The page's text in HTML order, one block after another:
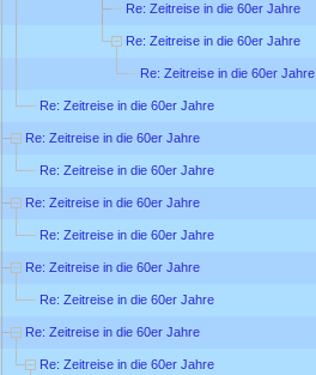
Re: Zeitreise in die 60er Jahre
Re: Zeitreise in die 60er Jahre
Re: Zeitreise in die 60er Jahre
Re: Zeitreise in die 60er Jahre
Re: Zeitreise in die 60er Jahre
Re: Zeitreise in die 60er Jahre
Re: Zeitreise in die 60er Jahre
Re: Zeitreise in die 60er Jahre
Re: Zeitreise in die 60er Jahre
Re: Zeitreise in die 60er Jahre
Re: Zeitreise in die 60er Jahre
Re: Zeitreise in die 60er Jahre